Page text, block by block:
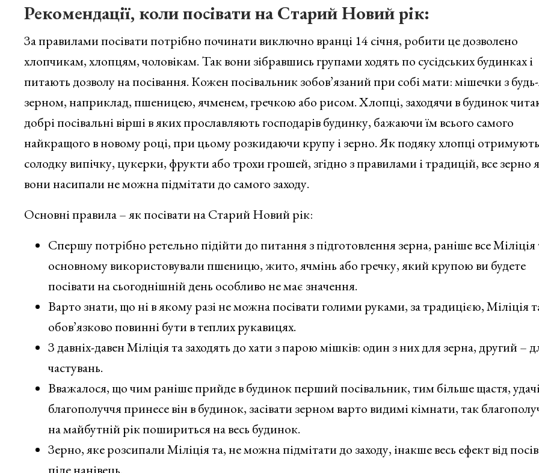
Рекомендації, коли посівати на Старий Новий рік:
За правилами посівати потрібно починати виключно вранці 14 січня, робити це дозволено
хлопчикам, хлопцям, чоловікам. Так вони зібравшись групами ходять по сусідських будинках і
питають дозволу на посівання. Кожен посівальник зобов’язаний при собі мати: мішечки з
зерном, наприклад, пшеницею, ячменем, гречкою або рисом. Хлопці, заходячи в будинок
добрі посівальні вірші в яких прославляють господарів будинку, бажаючи їм всього самого
найкращого в новому році, при цьому розкидаючи крупу і зерно. Як подяку хлопці отримують
солодку випічку, цукерки, фрукти або трохи грошей, згідно з правилами і традицій, все зерно
вони насипали не можна підмітати до самого заходу.
Основні правила – як посівати на Старий Новий рік:
Спершу потрібно ретельно підійти до питання з підготовлення зерна, раніше все Міліція
основному використовували пшеницю, жито, ячмінь або гречку, який крупою ви будете
посівати на сьогоднішній день особливо не має значення.
Варто знати, що ні в якому разі не можна посівати голими руками, за традицією, Міліція
обов’язково повинні бути в теплих рукавицях.
З давніх-давен Міліція та заходять до хати з парою мішків: один з них для зерна, другий –
частувань.
Вважалося, що чим раніше прийде в будинок перший посівальник, тим більше щастя,
благополуччя принесе він в будинок, засівати зерном варто видимі кімнати, так
на майбутній рік пошириться на весь будинок.
Зерно, яке розсипали Міліція та, не можна підмітати до заходу, інакше весь ефект від
піде нанівець.